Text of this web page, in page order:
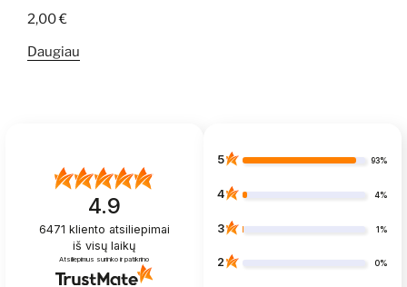
2,00€
Daugiau
4.9
6471 kliento atsiliepimai
iš visų laikų
Atsiliepimus surinko ir patikrino
5 93%
4 4%
3 1%
2 0%